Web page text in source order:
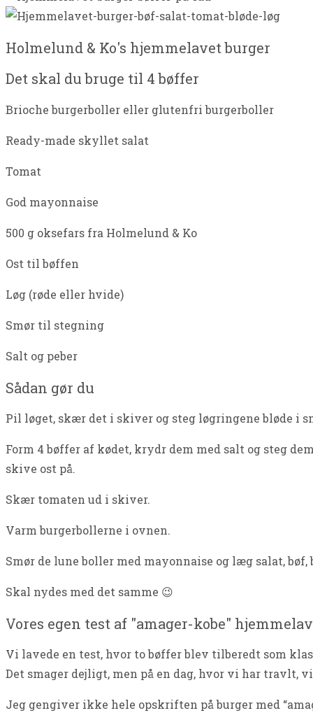
Holmelund & Ko's hjemmelavet burger
Det skal du bruge til 4 bøffer
Brioche burgerboller eller glutenfri burgerboller
Ready-made skyllet salat
Tomat
God mayonnaise
500 g oksefars fra Holmelund & Ko
Ost til bøffen
Løg (røde eller hvide)
Smør til stegning
Salt og peber
Sådan gør du
Pil løget, skær det i skiver og steg løgringene bløde i
Form 4 bøffer af kødet, krydr dem med salt og steg
skive ost på.
Skær tomaten ud i skiver.
Varm burgerbollerne i ovnen.
Smør de lune boller med mayonnaise og læg salat,
Skal nydes med det samme 😉
Vores egen test af "amager-kobe"
Vi lavede en test, hvor to bøffer blev tilberedt som
Det smager dejligt, men på en dag, hvor vi har travlt,
Jeg gengiver ikke hele opskriften på burger med